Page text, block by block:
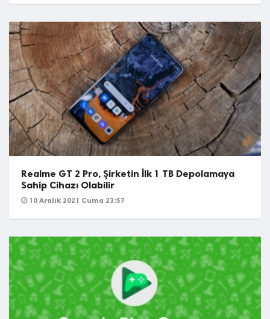
Realme GT 2 Pro, Şirketin İlk 1 TB Depolamaya
Sahip Cihazı Olabilir
10 Aralık 2021 Cuma 23:57